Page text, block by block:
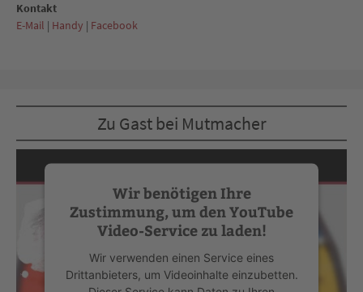
Kontakt
E-Mail | Handy | Facebook
Zu Gast bei Mutmacher
Wir benötigen Ihre
Zustimmung, um den YouTube
Video-Service zu laden!
Wir verwenden einen Service eines
Drittanbieters, um Videoinhalte einzubetten.